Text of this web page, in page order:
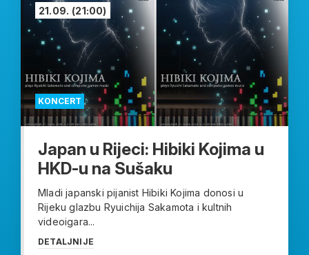
KONCERT
21.09. (21:00)
Japan u Rijeci: Hibiki Kojima u
HKD-u na Sušaku
Mladi japanski pijanist Hibiki Kojima donosi u
Rijeku glazbu Ryuichija Sakamota i kultnih
videoigara...
DETALJNIJE